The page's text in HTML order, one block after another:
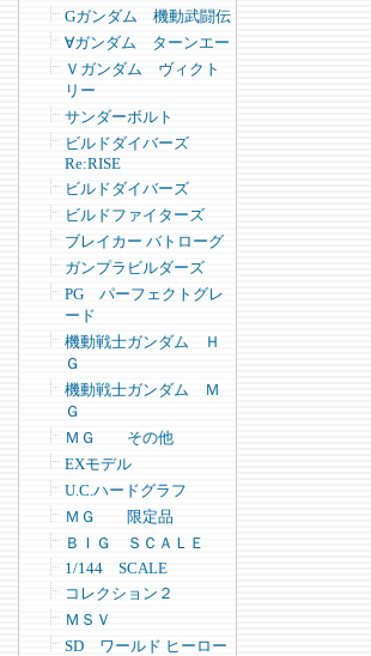
Gガンダム 機動武闘伝
∀ガンダム ターンエー
Ｖガンダム ヴィクト
リー
サンダーボルト
ビルドダイバーズ
Re:RISE
ビルドダイバーズ
ビルドファイターズ
ブレイカー バトローグ
ガンプラビルダーズ
PG パーフェクトグレ
ード
機動戦士ガンダム Ｈ
Ｇ
機動戦士ガンダム Ｍ
Ｇ
ＭＧ その他
EXモデル
U.C.ハードグラフ
ＭＧ 限定品
ＢＩＧ ＳＣＡＬＥ
1/144 SCALE
コレクション２
ＭＳＶ
SD ワールド ヒーロー